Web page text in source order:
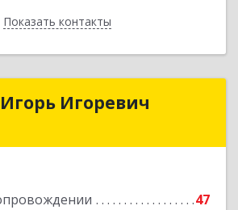
Показать контакты
Назад
Игоревич
47
Игорь Игоревич
Подробнее